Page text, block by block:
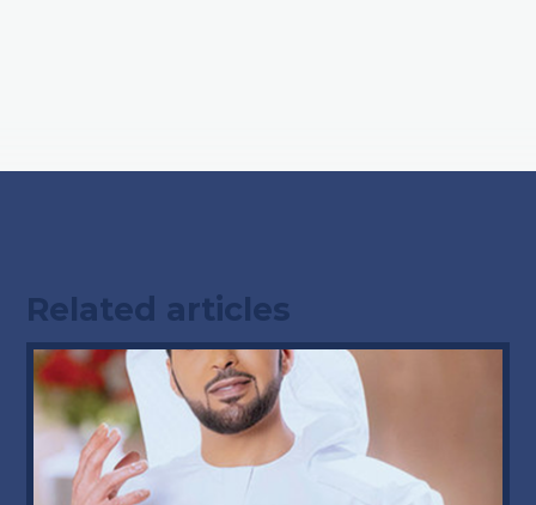
Related articles